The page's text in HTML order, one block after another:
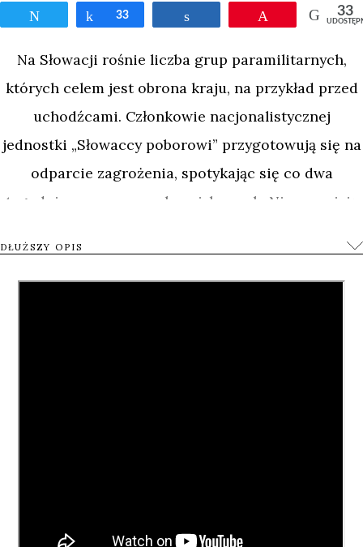
Tweetnij Udostępnij
33 Przypnij 33
Na Słowacji rośnie liczba grup paramilitarnych,
których celem jest obrona kraju, na przykład przed
uchodźcami. Członkowie nacjonalistycznej
jednostki „Słowaccy poborowi” przygotowują się na
odparcie zagrożenia, spotykając się co dwa
tygodnie na manewrach wojskowych. Nie sprzyjają
publiczna odżegnuje się od ich wysiłków (choć po
cichu przyzwala na ich działania), a policja
Surowy wyraz twarzy przywódcy czy zastąpienie
DŁUŻSZY OPIS